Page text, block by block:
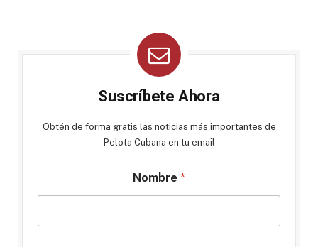
Suscríbete Ahora
Obtén de forma gratis las noticias más importantes de
Pelota Cubana en tu email
Nombre *